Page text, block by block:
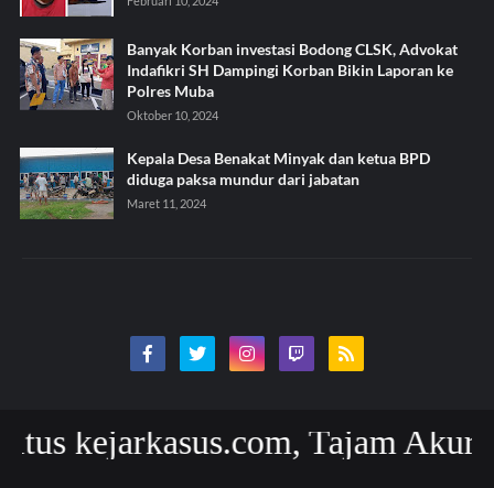
Banyak Korban investasi Bodong CLSK, Advokat
Indafikri SH Dampingi Korban Bikin Laporan ke
Polres Muba
Oktober 10, 2024
Kepala Desa Benakat Minyak dan ketua BPD
diduga paksa mundur dari jabatan
Maret 11, 2024
Tajam Akurat dan